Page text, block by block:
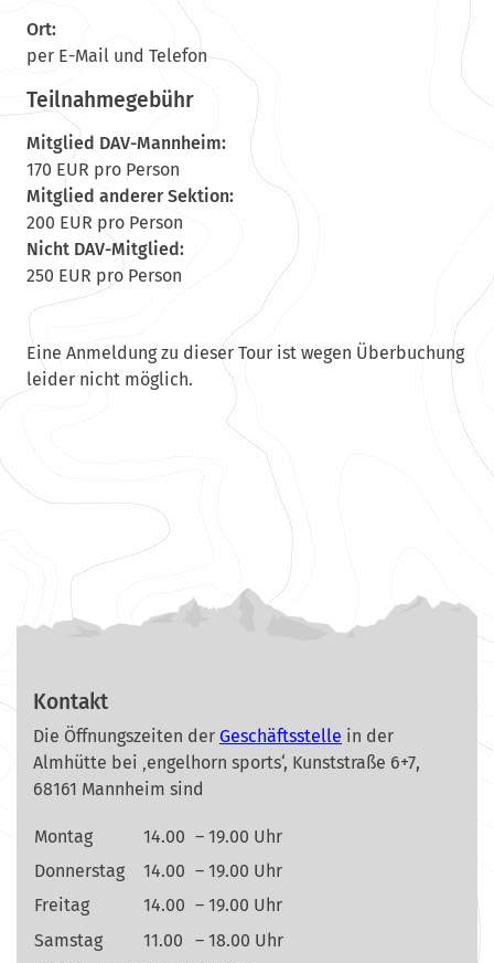
Ort:
per E-Mail und Telefon
Teilnahmegebühr
Mitglied DAV-Mannheim:
170 EUR pro Person
Mitglied anderer Sektion:
200 EUR pro Person
Nicht DAV-Mitglied:
250 EUR pro Person
Eine Anmeldung zu dieser Tour ist wegen Überbuchung
leider nicht möglich.
Kontakt
Die Öffnungszeiten der Geschäftsstelle in der
Almhütte bei ‚engelhorn sports‘, Kunststraße 6+7,
68161 Mannheim sind
Montag 14.00 – 19.00 Uhr
Donnerstag
14.00 – 19.00 Uhr
Freitag
14.00 – 19.00 Uhr
Samstag
11.00
– 18.00 Uhr